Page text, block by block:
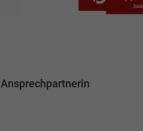
Ansprechpartnerin